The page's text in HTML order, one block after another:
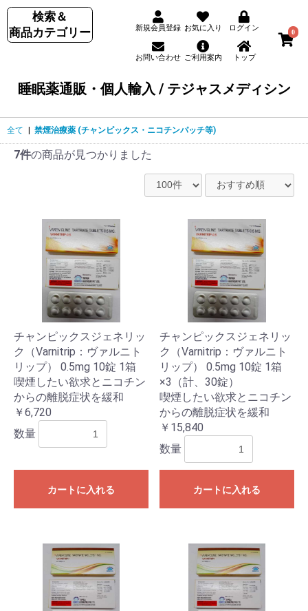
検索＆
商品カテゴリー
新規会員登録 お気に入り ログイン
お問い合わせ ご利用案内 トップ
0
睡眠薬通販・個人輸入 / テジャスメディシン
全て 禁煙治療薬 (チャンピックス・ニコチンパッチ等)
7件の商品が見つかりました
チャンピックスジェネリッ
ク（Varnitrip：ヴァルニト
リップ） 0.5mg 10錠 1箱
喫煙したい欲求とニコチン
からの離脱症状を緩和
￥6,720
数量
カートに入れる
チャンピックスジェネリッ
ク（Varnitrip：ヴァルニト
リップ） 0.5mg 10錠 1箱
×3（計、30錠）
喫煙したい欲求とニコチン
からの離脱症状を緩和
￥15,840
数量
カートに入れる